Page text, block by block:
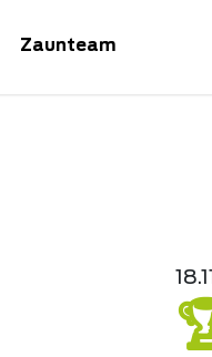
Zaunteam